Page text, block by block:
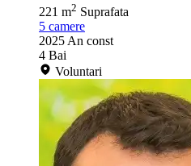
221 m2 Suprafata
5 camere
2025 An const
4 Bai
Voluntari